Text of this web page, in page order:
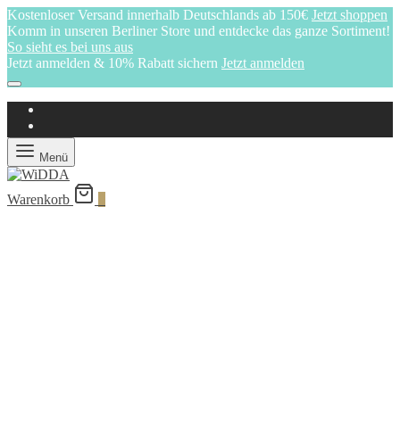
Kostenloser Versand innerhalb Deutschlands ab 150€ Jetzt shoppen
Komm in unseren Berliner Store und entdecke das ganze Sortiment!
So sieht es bei uns aus
Jetzt anmelden & 10% Rabatt sichern Jetzt anmelden
Menü
Warenkorb